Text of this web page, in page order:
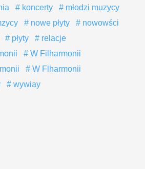
koncerty
młodzi muzycy
nowe płyty
nowowści
płyty
relacje
W Filharmonii
W Flharmonii
wywiay